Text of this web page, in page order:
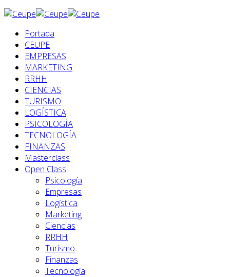
Portada
CEUPE
EMPRESAS
MARKETING
RRHH
CIENCIAS
TURISMO
LOGÍSTICA
PSICOLOGÍA
TECNOLOGÍA
FINANZAS
Masterclass
Open Class
Psicología
Empresas
Logística
Marketing
Ciencias
RRHH
Turismo
Finanzas
Tecnología